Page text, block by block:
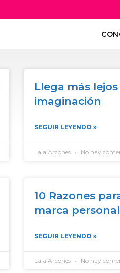
Llega más
imaginación
SEGUIR LEYENDO »
Laia Arcones No hay
10 Razones
marca personal
SEGUIR LEYENDO »
Laia Arcones No hay